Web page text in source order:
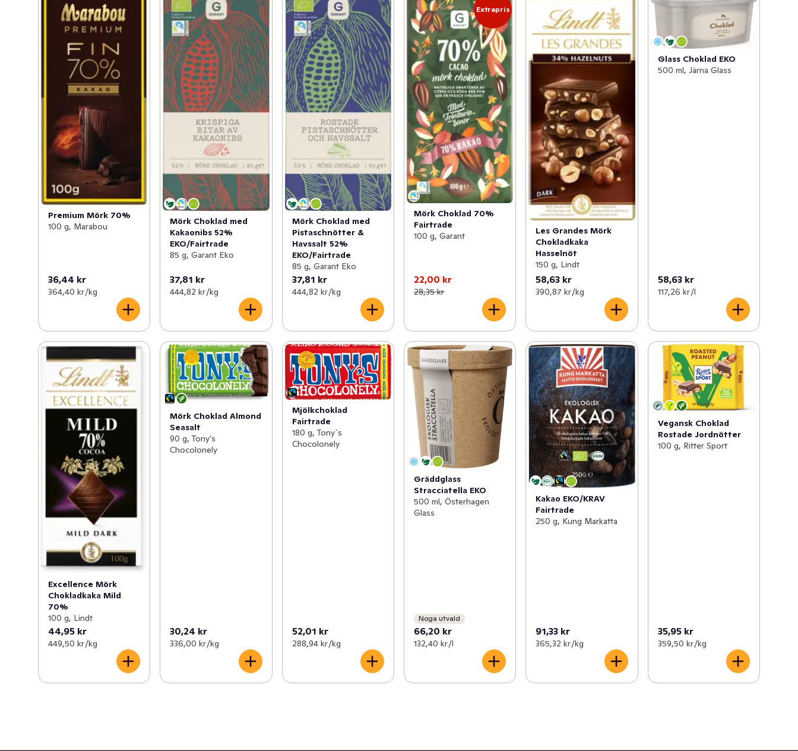
Premium Mörk 70%
100 g, Marabou
36,44 kr
364,40 kr /kg
Mörk Choklad med
Kakaonibs 52%
EKO/Fairtrade
85 g, Garant Eko
37,81 kr
444,82 kr /kg
Mörk Choklad med
Pistaschnötter &
Havssalt 52%
EKO/Fairtrade
85 g, Garant Eko
37,81 kr
444,82 kr /kg
Extrapris
Mörk Choklad 70%
Fairtrade
100 g, Garant
22,00 kr
28,35 kr
Les Grandes Mörk
Chokladkaka
Hasselnöt
150 g, Lindt
58,63 kr
390,87 kr /kg
Glass Choklad EKO
500 ml, Järna Glass
58,63 kr
117,26 kr /l
Excellence Mörk
Chokladkaka Mild
70%
100 g, Lindt
44,95 kr
449,50 kr /kg
Mörk Choklad Almond
Seasalt
90 g, Tony's
Chocolonely
30,24 kr
336,00 kr /kg
Mjölkchoklad
Fairtrade
180 g, Tony´s
Chocolonely
52,01 kr
288,94 kr /kg
Gräddglass
Stracciatella EKO
500 ml, Österhagen
Glass
Noga utvald
66,20 kr
132,40 kr /l
Kakao EKO/KRAV
Fairtrade
250 g, Kung Markatta
91,33 kr
365,32 kr /kg
Vegansk Choklad
Rostade Jordnötter
100 g, Ritter Sport
35,95 kr
359,50 kr /kg